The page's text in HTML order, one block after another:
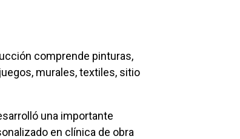
murales, textiles, sitio
en clínica de obra